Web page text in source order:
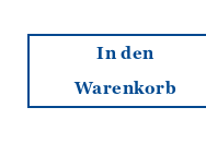
In den
Warenkorb